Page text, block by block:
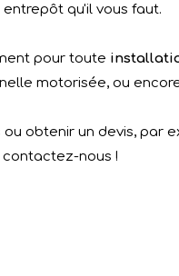
qu'il vous faut.
pour toute
motorisée, ou
obtenir un devis, par
nous !